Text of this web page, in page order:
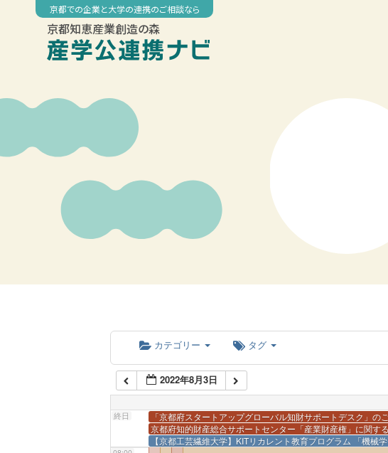
京都での企業と大学の連携のご相談なら
京都知恵産業創造の森
カテゴリー タグ
2022年8月3日
終日 「京都府スタートアップグローバル知財サポートデスク」の
京都府知的財産総合サポートセンター「産業財産権」に関す
【京都工芸繊維大学】KITリカレント教育プログラム 「機械
00:00
01:00
03:00
06:00
07:00
京大MBA 2022 短期集中講座「企業価値評価とファイナン
補助金募集開始について【８月12日（金）〆】
京大MBA 2022 短期集中講座「企業価値評価とファ